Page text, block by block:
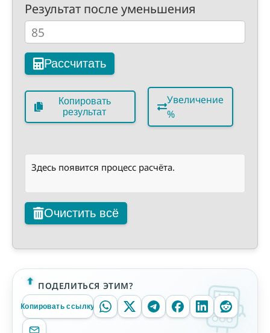
Результат после уменьшения
Рассчитать
Копировать
результат
Увеличение
%
Здесь появится процесс расчёта.
Очистить всё
ПОДЕЛИТЬСЯ ЭТИМ?
Копировать ссылку